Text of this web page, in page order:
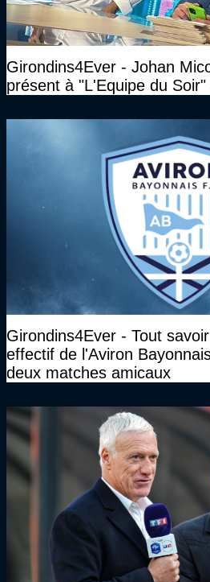
Girondins4Ever - Johan
présent à "L'Equipe du
Girondins4Ever - Tout
effectif de l'Aviron
deux matches amicaux